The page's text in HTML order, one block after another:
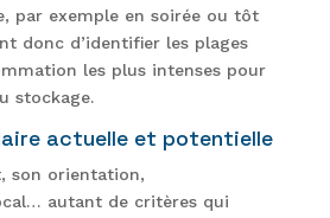
par exemple en soirée ou tôt
donc d’identifier les plages
les plus intenses pour
stockage.
actuelle et potentielle
son orientation,
autant de critères qui